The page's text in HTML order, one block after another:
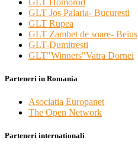
GLT Homorod
GLT Jos Palaria- Bucuresti
GLT Rupea
GLT Zambet de soare- Beius
GLT-Dumitresti
GLT"Winners"Vatra Dornei
Parteneri in Romania
Asociatia Europanet
The Open Network
Parteneri internationali